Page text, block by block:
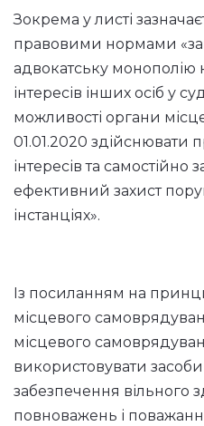
Зокрема у листі
правовими нормами
адвокатську монополію
інтересів інших осіб у
можливості органи
01.01.2020 здійснювати
інтересів та самостійно
ефективний захист
інстанціях».
Із посиланням на
місцевого
місцевого
використовувати
забезпечення вільного
повноважень і